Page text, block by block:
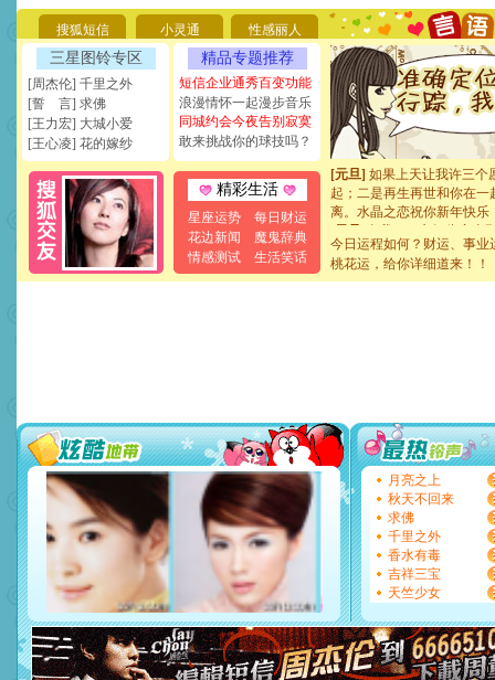
搜狐短信 小灵通 性感丽人
三星图铃专区
[周杰伦] 千里之外
[誓 言] 求佛
[王力宏] 大城小爱
[王心凌] 花的嫁纱
精品专题推荐
短信企业通秀百变功能
浪漫情怀一起漫步音乐
同城约会今夜告别寂寞
敢来挑战你的球技吗？
精彩生活
星座运势
每日财运
花边新闻
魔鬼辞典
情感测试
生活笑话
[圣诞节]不只这样的日子才
能正大光明地骚扰你,告诉
天都要快乐噢!
[圣诞节] 奉上一颗祝福的
如意,快乐,鲜花,一切美好的
[元旦]看到你我会触电；看
断电。爱你是我职业，想
你是我专业！水晶之恋祝你
[元旦]如果上天让我许三个
起；二是再生再世和你在
离。水晶之恋祝你新年快乐
[元旦]当我狠下心扭头离去
泣，这痛楚让我明白我多
卖了。水晶之恋祝你新年快
[春节]风柔雨润好月圆，半
要平安！千万要知足！千万
[圣诞节]不只这样的日子才
能正大光明地骚扰你,告诉
天都要快乐噢!
[圣诞节]奉上一颗祝福的心,
如意,快乐,鲜花,一切美好
[元旦]
看到你我会触电；
断电。爱你是我职业，想
你是我专业！水晶之恋祝你
[元旦]
如果上天让我许三
起；二是再生再世和你在
离。水晶之恋祝你新年快乐
[元旦]当我狠下心扭头离去
泣，这痛楚让我明白我多
今日运程如何？财运、事业
桃花运，给你详细道来！！
月亮之上
秋天不回来
求佛
千里之外
香水有毒
吉祥三宝
天竺少女